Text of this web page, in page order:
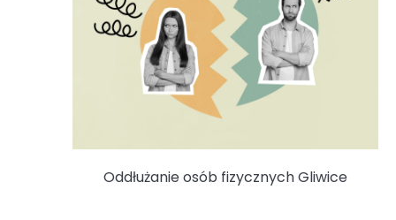
Oddłużanie osób fizycznych Gliwice